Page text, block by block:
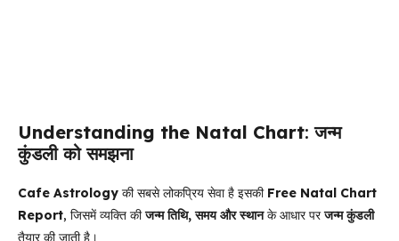
Understanding the Natal Chart:जन्म
कुंडली को समझना
Cafe Astrology की सबसे लोकप्रिय सेवा है इसकी Free Natal Chart
Report, जिसमें व्यक्ति कीजन्म तिथि, समय और स्थानके आधार परजन्म कुंडली
तैयार की जाती है।